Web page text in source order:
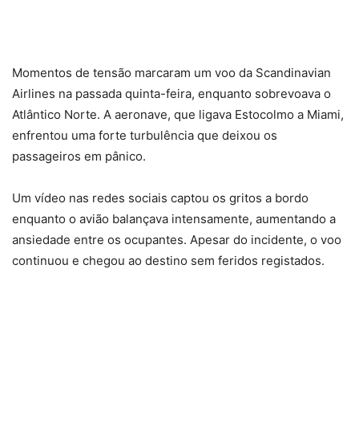
Momentos de tensão marcaram um voo da Scandinavian
Airlines na passada quinta-feira, enquanto sobrevoava o
Atlântico Norte. A aeronave, que ligava Estocolmo a Miami,
enfrentou uma forte turbulência que deixou os
passageiros em pânico.
Um vídeo nas redes sociais captou os gritos a bordo
enquanto o avião balançava intensamente, aumentando a
ansiedade entre os ocupantes. Apesar do incidente, o voo
continuou e chegou ao destino sem feridos registados.